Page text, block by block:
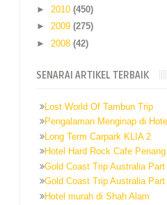
► 2010(450)
►2009(275)
►2008(42)
SENARAI ARTIKEL TERBAIK
Lost World Of Tambun Trip
Pengalaman Menginap di
Long Term Carpark KLIA 2
Hotel Hard Rock Cafe Penang
Gold Coast Trip Australia Part
Gold Coast Trip Australia Part
Hotel murah di Shah Alam